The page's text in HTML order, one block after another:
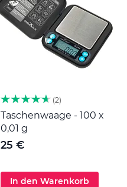
2
Taschenwaage - 100 x
0,01 g
25 €
In den Warenkorb